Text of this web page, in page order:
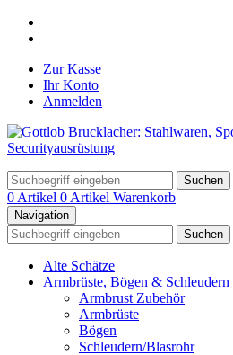
Zur Kasse
Ihr Konto
Anmelden
Suchen
0 Artikel 0 Artikel Warenkorb
Navigation
Suchen
Alte Schätze
Armbrüste, Bögen & Schleudern
Armbrust Zubehör
Armbrüste
Bögen
Schleudern/Blasrohr